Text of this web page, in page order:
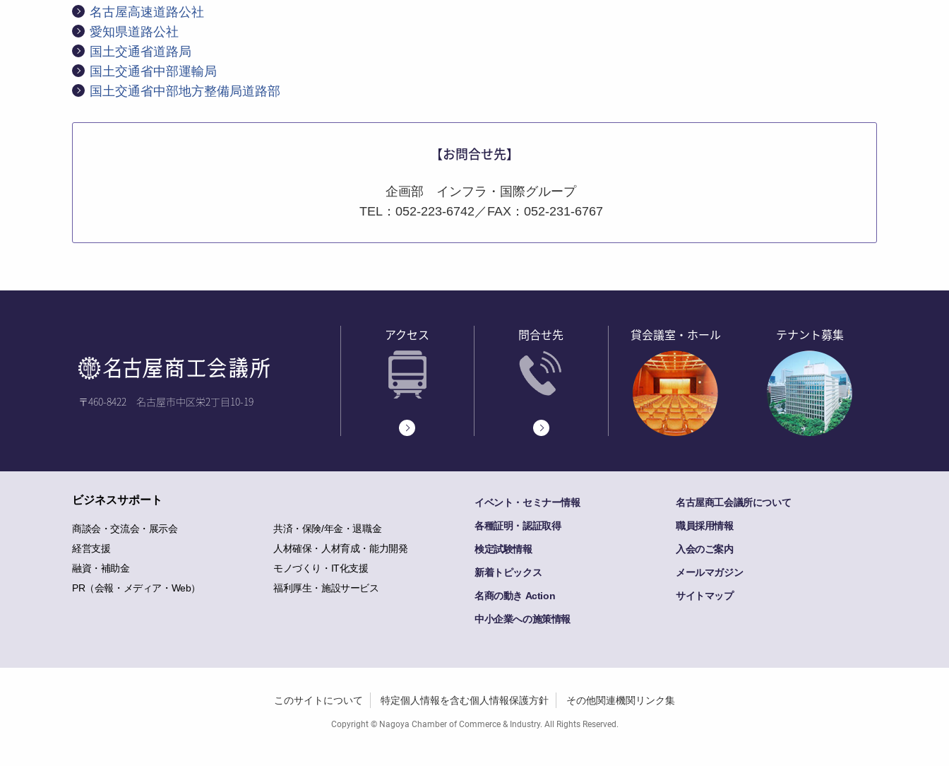
名古屋高速道路公社
愛知県道路公社
国土交通省道路局
国土交通省中部運輸局
国土交通省中部地方整備局道路部
【お問合せ先】
企画部 インフラ・国際グループ
TEL：052-223-6742／FAX：052-231-6767
〒460-8422 名古屋市中区栄2丁目10-19
アクセス 問合せ先 貸会議室・ホール テナント募集
ビジネスサポート
商談会・交流会・展示会
経営支援
融資・補助金
PR（会報・メディア・Web）
共済・保険/年金・退職金
人材確保・人材育成・能力開発
モノづくり・IT化支援
福利厚生・施設サービス
イベント・セミナー情報
各種証明・認証取得
検定試験情報
新着トピックス
名商の動き Action
中小企業への施策情報
名古屋商工会議所について
職員採用情報
入会のご案内
メールマガジン
サイトマップ
このサイトについて 特定個人情報を含む個人情報保護方針 その他関連機関リンク集
Copyright © Nagoya Chamber of Commerce & Industry. All Rights Reserved.